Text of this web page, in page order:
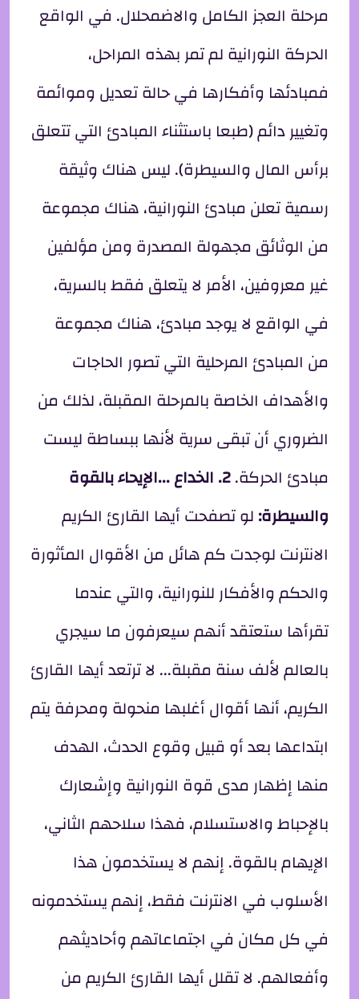
مرحلة العجز الكامل والاضمحلال. في الواقع
الحركة النورانية لم تمر بهذه المراحل،
فمبادئها وأفكارها في حالة تعديل وموائمة
وتغيير دائم (طبعا باستثناء المبادئ التي تتعلق
برأس المال والسيطرة). ليس هناك وثيقة
رسمية تعلن مبادئ النورانية، هناك مجموعة
من الوثائق مجهولة المصدرة ومن مؤلفين
غير معروفين، الأمر لا يتعلق فقط بالسرية،
في الواقع لا يوجد مبادئ، هناك مجموعة
من المبادئ المرحلية التي تصور الحاجات
والأهداف الخاصة بالمرحلة المقبلة، لذلك من
الضروري أن تبقى سرية لأنها ببساطة ليست
مبادئ الحركة. 2. الخداع ...الإيحاء بالقوة
والسيطرة:لو تصفحت أيها القارئ الكريم
الانترنت لوجدت كم هائل من الأقوال المأثورة
والحكم والأفكار للنورانية، والتي عندما
تقرأها ستعتقد أنهم سيعرفون ما سيجري
بالعالم لألف سنة مقبلة... لا ترتعد أيها القارئ
الكريم، أنها أقوال أغلبها منحولة ومحرفة يتم
ابتداعها بعد أو قبيل وقوع الحدث، الهدف
منها إظهار مدى قوة النورانية وإشعارك
بالإحباط والاستسلام، فهذا سلاحهم الثاني،
الإيهام بالقوة. إنهم لا يستخدمون هذا
الأسلوب في الانترنت فقط، إنهم يستخدمونه
في كل مكان في اجتماعاتهم وأحاديثهم
وأفعالهم. لا تقلل أيها القارئ الكريم من